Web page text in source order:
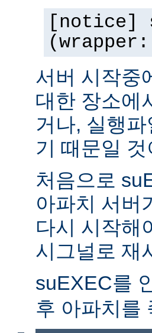
[notice]
(wrapper:
서버 시작중
대한 장소에
거나, 실행파
기 때문일 것
처음으로
아파치 서버
다시 시작해
시그널로 재
suEXEC를
후 아파치를